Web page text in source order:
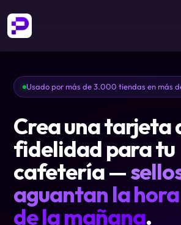
Usado por más de 3.000 tiendas en más
Crea una tarjeta
fidelidad para tu
cafetería —
aguantan la
de la mañana.